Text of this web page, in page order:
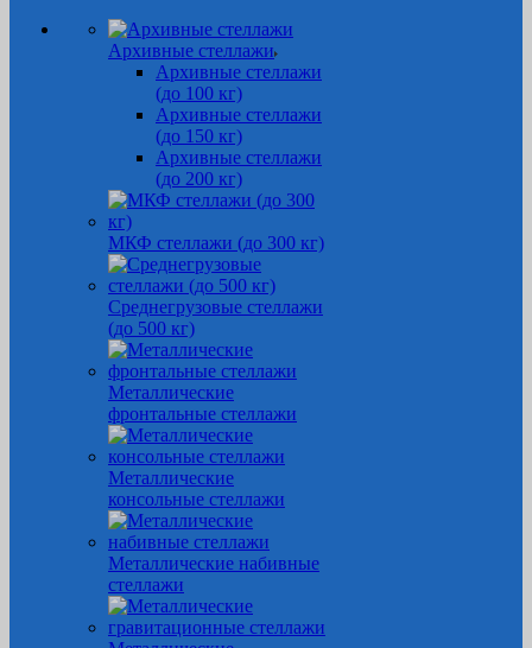
Архивные стеллажи
Архивные стеллажи
(до 100 кг)
Архивные стеллажи
(до 150 кг)
Архивные стеллажи
(до 200 кг)
МКФ стеллажи (до 300 кг)
Среднегрузовые стеллажи
(до 500 кг)
Металлические
фронтальные стеллажи
Металлические
консольные стеллажи
Металлические набивные
стеллажи